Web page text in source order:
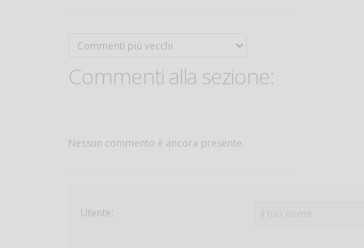
Commenti alla sezione:
Nessun commento è ancora presente.
Utente: